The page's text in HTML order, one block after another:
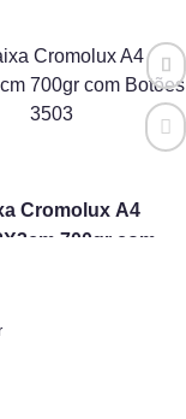
Cromolux A4
700gr com